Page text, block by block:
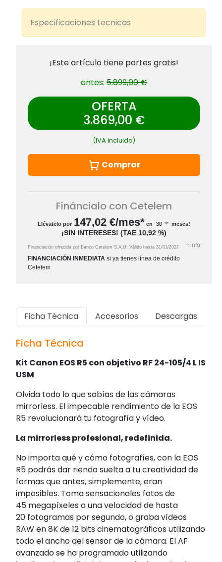
Especificaciones tecnicas
¡Este artículo tiene portes gratis!
antes: 5.899,00 €
OFERTA
3.869,00 €
(IVA incluido)
Comprar
Fináncialo con Cetelem
Llévatelo por 147,02 €/mes* en meses!
¡SIN INTERESES! (TAE 10,92 %)
Financiación ofrecida por Banco Cetelem S.A.U. Válido hasta 31/01/2027 + info
FINANCIACIÓN INMEDIATA si ya tienes línea de crédito
Cetelem
Ficha Técnica Accesorios Descargas
Ficha Técnica
Kit Canon EOS R5 con objetivo RF 24-105/4 L IS
USM
Olvida todo lo que sabías de las cámaras
mirrorless. El impecable rendimiento de la EOS
R5 revolucionará tu fotografía y vídeo.
La mirrorless profesional, redefinida.
No importa qué y cómo fotografíes, con la EOS
R5 podrás dar rienda suelta a tu creatividad de
formas que antes, simplemente, eran
imposibles. Toma sensacionales fotos de
45 megapíxeles a una velocidad de hasta
20 fotogramas por segundo, o graba vídeos
RAW en 8K de 12 bits cinematográficos utilizando
todo el ancho del sensor de la cámara. El AF
avanzado se ha programado utilizando